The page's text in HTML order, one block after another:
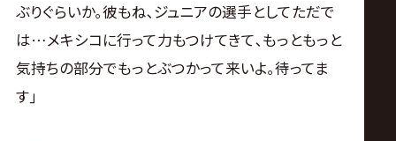
ぶりぐらいか｡彼もね､ジュニアの選手としてただで
は…メキシコに行って力もつけてきて､もっともっと
気持ちの部分でもっとぶつかって来いよ｡待ってま
す｣